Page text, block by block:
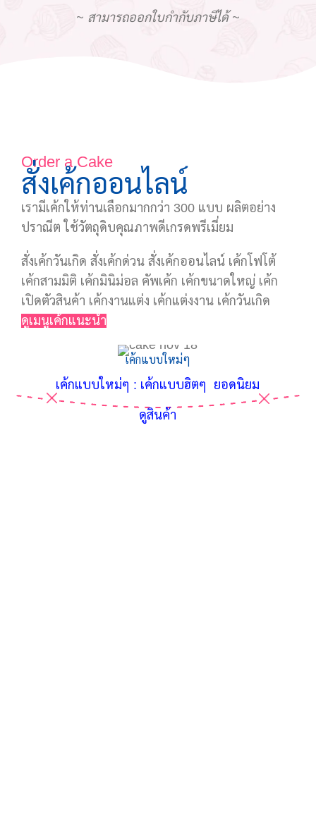
~ สามารถออกใบกำกับภาษีได้ ~
Order a Cake
สั่งเค้กออนไลน์
เรามีเค้กให้ท่านเลือกมากกว่า 300 แบบ ผลิตอย่าง
ปราณีต ใช้วัตถุดิบคุณภาพดีเกรดพรีเมี่ยม
สั่งเค้กวันเกิด สั่งเค้กด่วน สั่งเค้กออนไลน์ เค้กโฟโต้
เค้กสามมิติ เค้กมินิม่อล คัพเค้ก เค้กขนาดใหญ่ เค้ก
เปิดตัวสินค้า เค้กงานแต่ง เค้กแต่งงาน เค้กวันเกิด
ดูเมนูเค้กแนะนำ
เค้กแบบใหม่ๆ
เค้กแบบใหม่ๆ : เค้กแบบฮิตๆ ยอดนิยม
ดูสินค้า